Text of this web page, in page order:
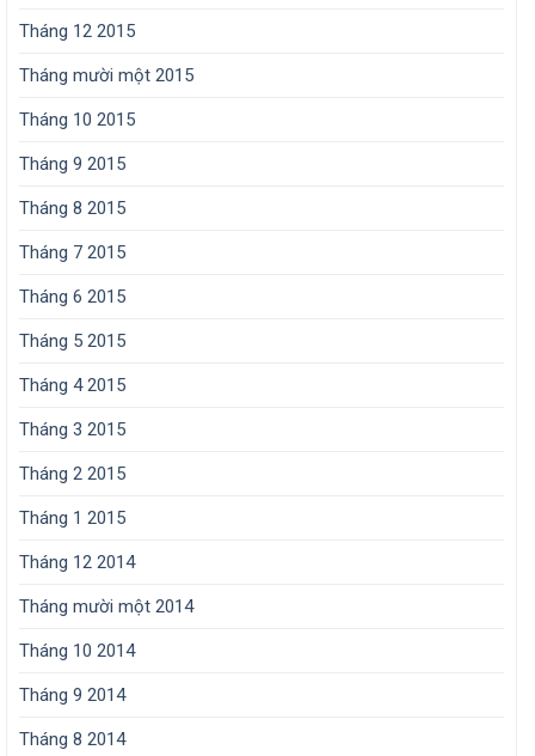
Tháng 12 2015
Tháng mười một 2015
Tháng 10 2015
Tháng 9 2015
Tháng 8 2015
Tháng 7 2015
Tháng 6 2015
Tháng 5 2015
Tháng 4 2015
Tháng 3 2015
Tháng 2 2015
Tháng 1 2015
Tháng 12 2014
Tháng mười một 2014
Tháng 10 2014
Tháng 9 2014
Tháng 8 2014